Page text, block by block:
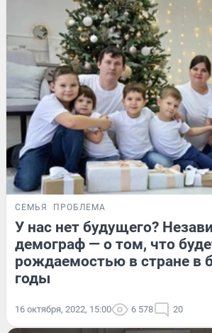
СЕМЬЯ ПРОБЛЕМА
У нас нет будущего?
демограф — о том, что
рождаемостью в стране в
годы
16 октября, 2022, 15:00 6 578 20